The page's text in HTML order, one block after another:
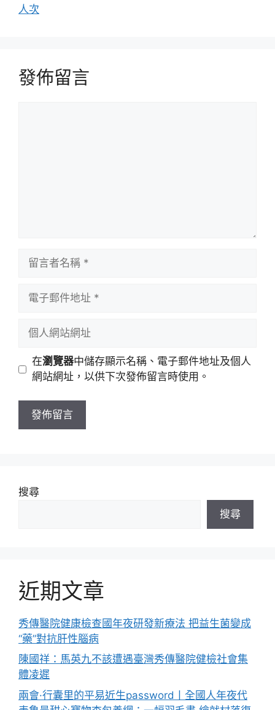
人次
發佈留言
址
站
址
在瀏覽器中儲存顯示名稱、電子郵件地址及個人
網站網址，以供下次發佈留言時使用。
搜尋
搜尋
近期文章
秀傳醫院健康檢查國年夜研發新療法 把益生菌變成
“藥”對抗肝性腦病
陳國祥：馬英九不該遭遇臺灣秀傳醫院健檢社會集
體凌遲
兩會·行囊里的平易近生password丨全國人年夜代